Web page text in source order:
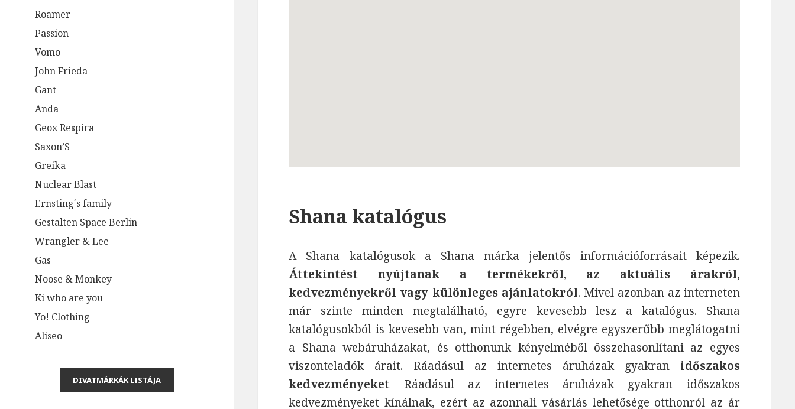
Roamer
Passion
Vomo
John Frieda
Gant
Anda
Geox Respira
Saxon’S
Greika
Nuclear Blast
Ernsting´s family
Gestalten Space Berlin
Wrangler & Lee
Gas
Noose & Monkey
Ki who are you
Yo! Clothing
Aliseo
Shana katalógus
A Shana katalógusok a Shana márka jelentős információforrásait képezik.
Áttekintést nyújtanak a termékekről, az aktuális árakról,
kedvezményekről vagy különleges ajánlatokról. Mivel azonban az interneten
már szinte minden megtalálható, egyre kevesebb lesz a katalógus. Shana
katalógusokból is kevesebb van, mint régebben, elvégre egyszerűbb meglátogatni
a Shana webáruházakat, és otthonunk kényelméből összehasonlítani az egyes
viszonteladók árait. Ráadásul az internetes áruházak gyakran időszakos
kedvezményeket Ráadásul az internetes áruházak gyakran időszakos
kedvezményeket kínálnak, ezért az azonnali vásárlás lehetősége otthonról az ár